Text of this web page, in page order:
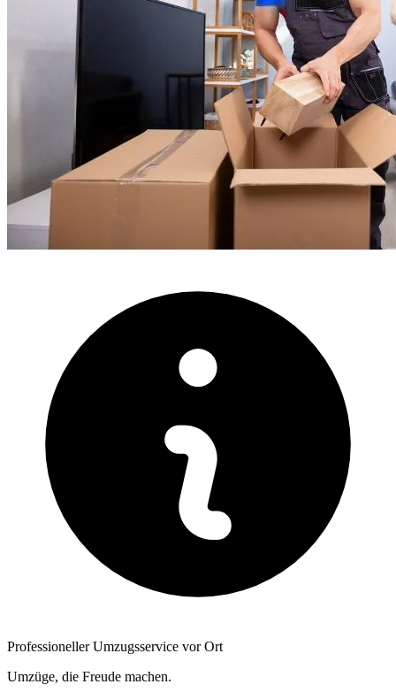
Professioneller Umzugsservice vor Ort
Umzüge, die Freude machen.